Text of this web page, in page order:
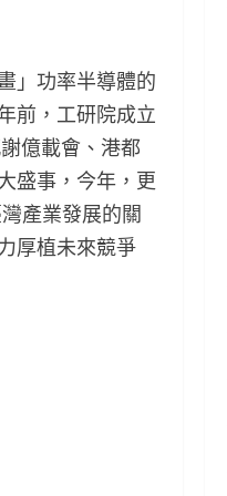
」功率半導體的
前，工研院成立
億載會、港都
盛事，今年，更
產業發展的關
厚植未來競爭